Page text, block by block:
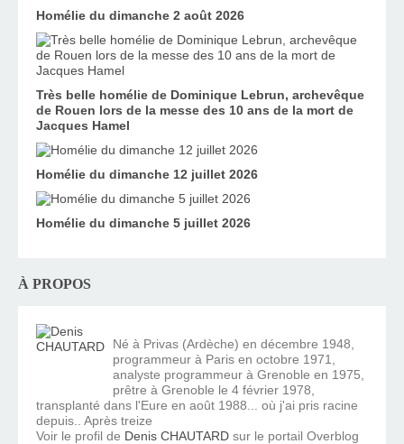
Homélie du dimanche 2 août 2026
Très belle homélie de Dominique Lebrun, archevêque
de Rouen lors de la messe des 10 ans de la mort de
Jacques Hamel
Homélie du dimanche 12 juillet 2026
Homélie du dimanche 5 juillet 2026
À PROPOS
Né à Privas (Ardèche) en décembre 1948,
programmeur à Paris en octobre 1971,
analyste programmeur à Grenoble en 1975,
prêtre à Grenoble le 4 février 1978,
transplanté dans l'Eure en août 1988... où j'ai pris racine
depuis.. Après treize
Voir le profil de Denis CHAUTARD sur le portail Overblog